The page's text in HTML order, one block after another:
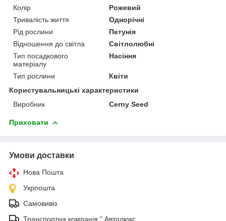
Колір
Рожевий
Тривалість життя
Однорічні
Рід рослини
Петунія
Відношення до світла
Світлолюбні
Тип посадкового
матеріалу
Насіння
Тип рослини
Квіти
Користувальницькі характеристики
Виробник
Cerny Seed
Приховати
Умови доставки
Нова Пошта
Укрпошта
Самовивіз
Транспортна компанія " Автолюкс